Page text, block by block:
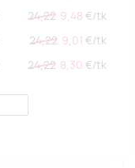
24,22 9,48 €/tk
24,22 9,01 €/tk
24,22 8,30 €/tk